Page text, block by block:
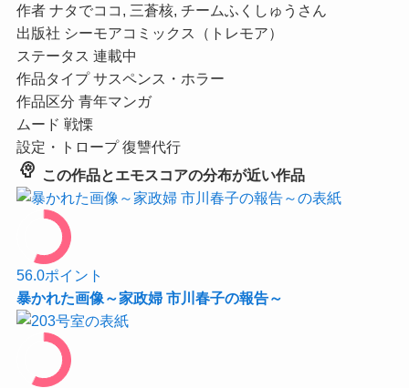
作者 ナタでココ, 三蒼核, チームふくしゅうさん
出版社 シーモアコミックス（トレモア）
ステータス 連載中
作品タイプ サスペンス・ホラー
作品区分 青年マンガ
ムード 戦慄
設定・トロープ 復讐代行
psychology この作品とエモスコアの分布が近い作品
56.0ポイント
暴かれた画像～家政婦 市川春子の報告～